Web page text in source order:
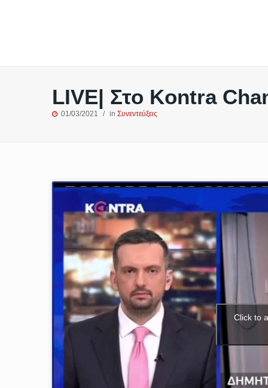
LIVE| Στο Kontra
01/03/2021 in Συνεντεύξεις
Click to